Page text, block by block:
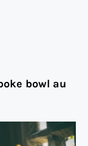
bowl au